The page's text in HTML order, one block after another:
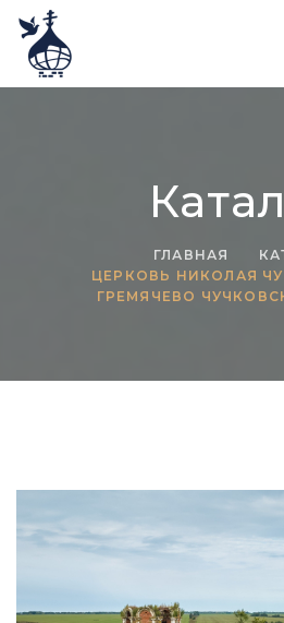
ГЛАВНАЯ
ЦЕРКОВЬ НИКОЛАЯ
ГРЕМЯЧЕВО